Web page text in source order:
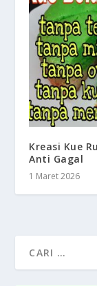
Kreasi Kue
Anti Gagal
1 Maret 2026